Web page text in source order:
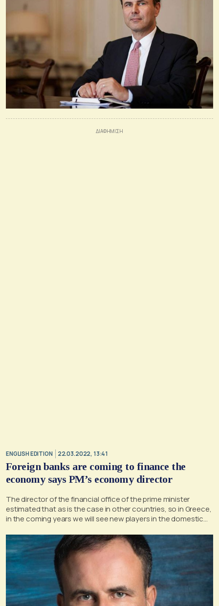
ENGLISH EDITION 22.03.2022, 13:41
Foreign banks are coming to finance the
economy says PM’s economy director
The director of the financial office of the prime minister
estimated that as is the case in other countries, so in Greece,
in the coming years we will see new players in the domestic